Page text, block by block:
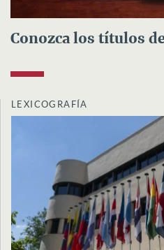
Conozca los títulos
LEXICOGRAFÍA